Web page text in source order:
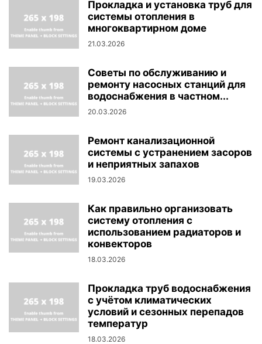
Прокладка и установка труб для
системы отопления в
многоквартирном доме
21.03.2026
Советы по обслуживанию и
ремонту насосных станций для
водоснабжения в частном...
20.03.2026
Ремонт канализационной
системы с устранением засоров
и неприятных запахов
19.03.2026
Как правильно организовать
систему отопления с
использованием радиаторов и
конвекторов
18.03.2026
Прокладка труб водоснабжения
с учётом климатических
условий и сезонных перепадов
температур
18.03.2026